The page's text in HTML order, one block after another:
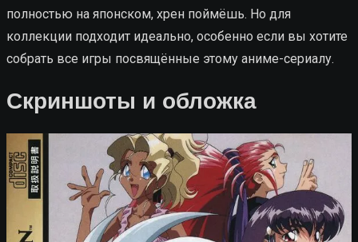
полностью на японском, хрен поймёшь. Но для
коллекции подходит идеально, особенно если вы хотите
собрать все игры посвящённые этому аниме-сериалу.
Скриншоты и обложка